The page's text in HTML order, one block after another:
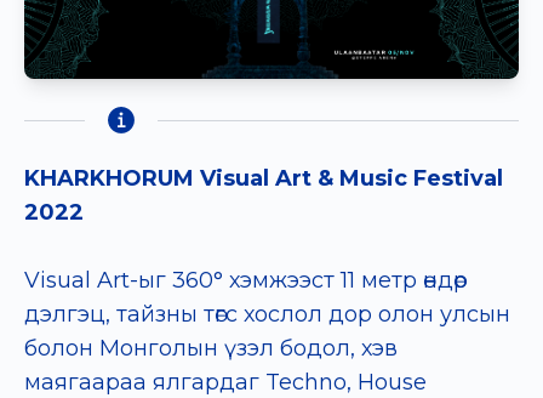
KHARKHORUM Visual Art & Music Festival
2022
Visual Art-ыг 360° хэмжээст 11 метр өндөр
дэлгэц, тайзны төгс хослол дор олон улсын
болон Монголын үзэл бодол, хэв
маягаараа ялгардаг Techno, House